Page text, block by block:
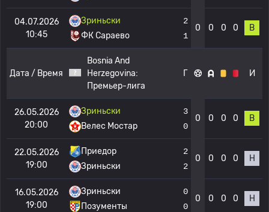
04.07.2026
10:45
Зриньски
ФК Сараево
2
1
0 0 0 0 В
Дата / Время
Bosnia And
Herzegovina:
Премьер-лига
Г И
26.05.2026
20:00
Зриньски
Велес Мостар
3
0
0 0 0 0 В
22.05.2026
19:00
Приедор
Зриньски
2
2
0 0 0 0 Н
16.05.2026
19:00
Зриньски
Позументы
0
0
0 0 0 0 Н